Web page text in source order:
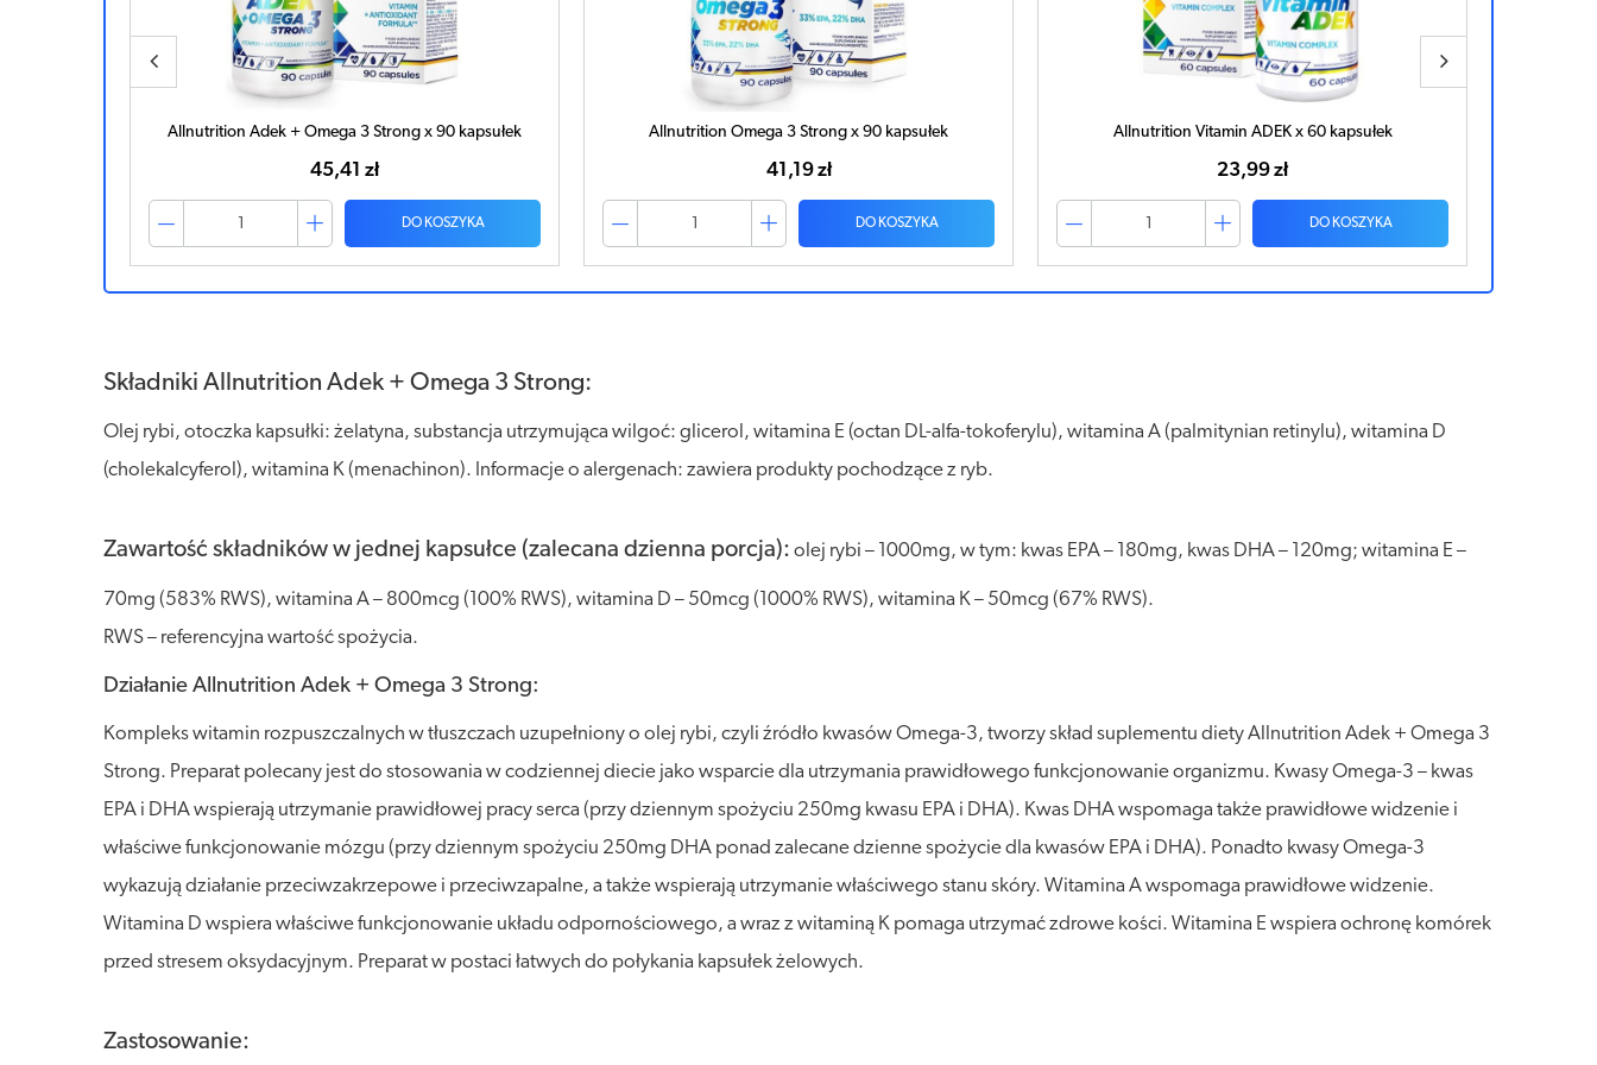
Allnutrition Adek + Omega 3 Strong x 90 kapsułek
45,41 zł
DO KOSZYKA
Allnutrition Omega 3 Strong x 90 kapsułek
41,19 zł
DO KOSZYKA
Allnutrition Vitamin ADEK x 60 kapsułek
23,99 zł
DO KOSZYKA
Składniki Allnutrition Adek + Omega 3 Strong:
Olej rybi, otoczka kapsułki: żelatyna, substancja utrzymująca wilgoć: glicerol, witamina E (octan DL-alfa-tokoferylu), witamina A (palmitynian retinylu), witamina D
(cholekalcyferol), witamina K (menachinon). Informacje o alergenach: zawiera produkty pochodzące z ryb.
Zawartość składników w jednej kapsułce (zalecana dzienna porcja): olej rybi – 1000mg, w tym: kwas EPA – 180mg, kwas DHA – 120mg; witamina E –
70mg (583% RWS), witamina A – 800mcg (100% RWS), witamina D – 50mcg (1000% RWS), witamina K – 50mcg (67% RWS).
RWS – referencyjna wartość spożycia.
Działanie Allnutrition Adek + Omega 3 Strong:
Kompleks witamin rozpuszczalnych w tłuszczach uzupełniony o olej rybi, czyli źródło kwasów Omega-3, tworzy skład suplementu diety Allnutrition Adek + Omega 3
Strong. Preparat polecany jest do stosowania w codziennej diecie jako wsparcie dla utrzymania prawidłowego funkcjonowanie organizmu. Kwasy Omega-3 – kwas
EPA i DHA wspierają utrzymanie prawidłowej pracy serca (przy dziennym spożyciu 250mg kwasu EPA i DHA). Kwas DHA wspomaga także prawidłowe widzenie i
właściwe funkcjonowanie mózgu (przy dziennym spożyciu 250mg DHA ponad zalecane dzienne spożycie dla kwasów EPA i DHA). Ponadto kwasy Omega-3
wykazują działanie przeciwzakrzepowe i przeciwzapalne, a także wspierają utrzymanie właściwego stanu skóry. Witamina A wspomaga prawidłowe widzenie.
Witamina D wspiera właściwe funkcjonowanie układu odpornościowego, a wraz z witaminą K pomaga utrzymać zdrowe kości. Witamina E wspiera ochronę komórek
przed stresem oksydacyjnym. Preparat w postaci łatwych do połykania kapsułek żelowych.
Zastosowanie: